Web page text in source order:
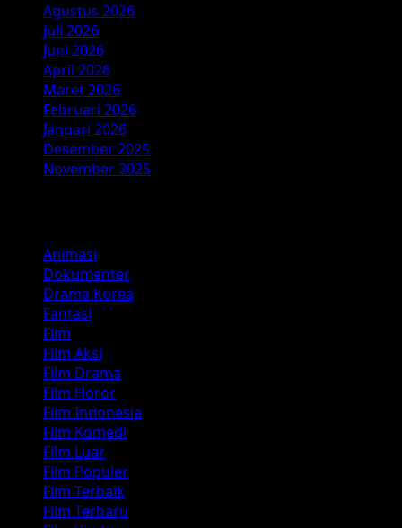
Agustus 2026
Juli 2026
Juni 2026
April 2026
Maret 2026
Februari 2026
Januari 2026
Desember 2025
November 2025
Animasi
Dokumenter
Drama Korea
Fantasi
Film
Film Aksi
Film Drama
Film Horor
Film Indonesia
Film Komedi
Film Luar
Film Populer
Film Terbaik
Film Terbaru